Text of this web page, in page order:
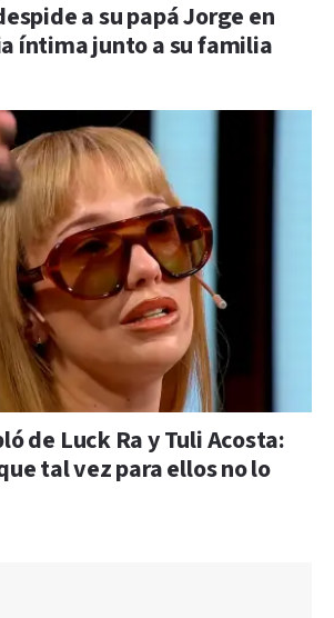
a su papá Jorge en
íntima junto a su familia
de Luck Ra y Tuli Acosta:
tal vez para ellos no lo